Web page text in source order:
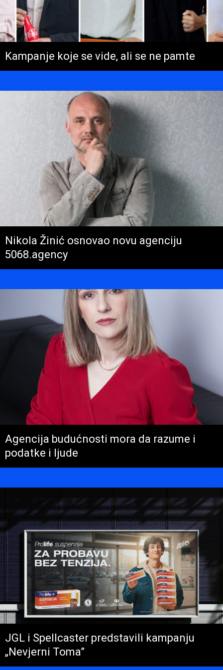
Kampanje koje se vide, ali se ne pamte
Nikola Žinić osnovao novu agenciju
5068.agency
Agencija budućnosti mora da razume i
podatke i ljude
JGL i Spellcaster predstavili kampanju
„Nevjerni Toma”